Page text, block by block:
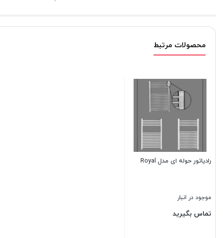
محصولات مرتبط
رادیاتور حوله ای مدل Royal
موجود در انبار
تماس بگیرید